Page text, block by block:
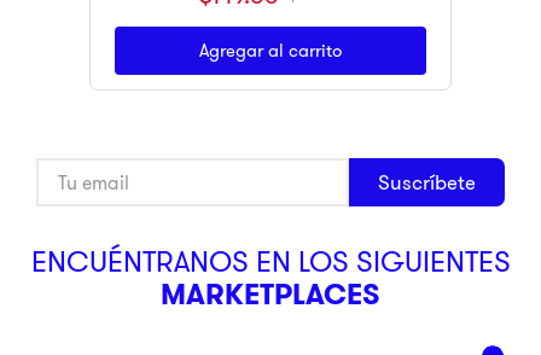
Agregar al carrito
Suscríbete
ENCUÉNTRANOS EN LOS SIGUIENTES
MARKETPLACES